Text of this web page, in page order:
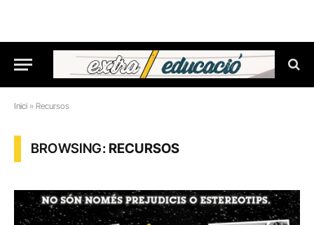
Inici » Recursos
BROWSING:RECURSOS